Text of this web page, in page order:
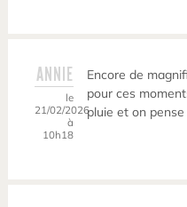
ANNIE
le
21/02/2026
à
10h18
Encore de
pour ces
pluie et on pense